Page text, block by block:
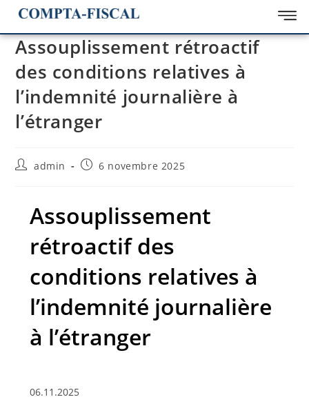
Assouplissement rétroactif
des conditions relatives à
l’indemnité journalière à
l’étranger
admin 6 novembre 2025
Assouplissement
rétroactif des
conditions relatives à
l’indemnité journalière
à l’étranger
06.11.2025